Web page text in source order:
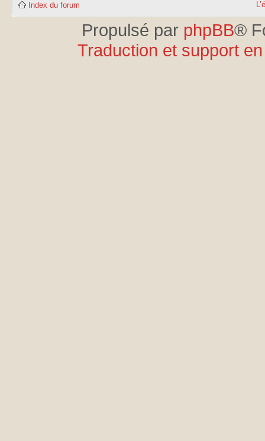
Index du forum
Propulsé par phpBB®
Traduction et support